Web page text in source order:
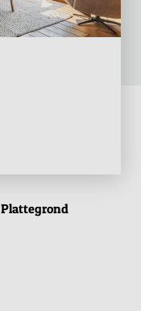
Plattegrond